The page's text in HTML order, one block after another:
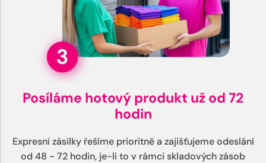
Posíláme hotový produkt už od 72
hodin
Expresní zásilky řešíme prioritně a zajišťujeme odeslání
od 48 - 72 hodin, je-li to v rámci skladových zásob